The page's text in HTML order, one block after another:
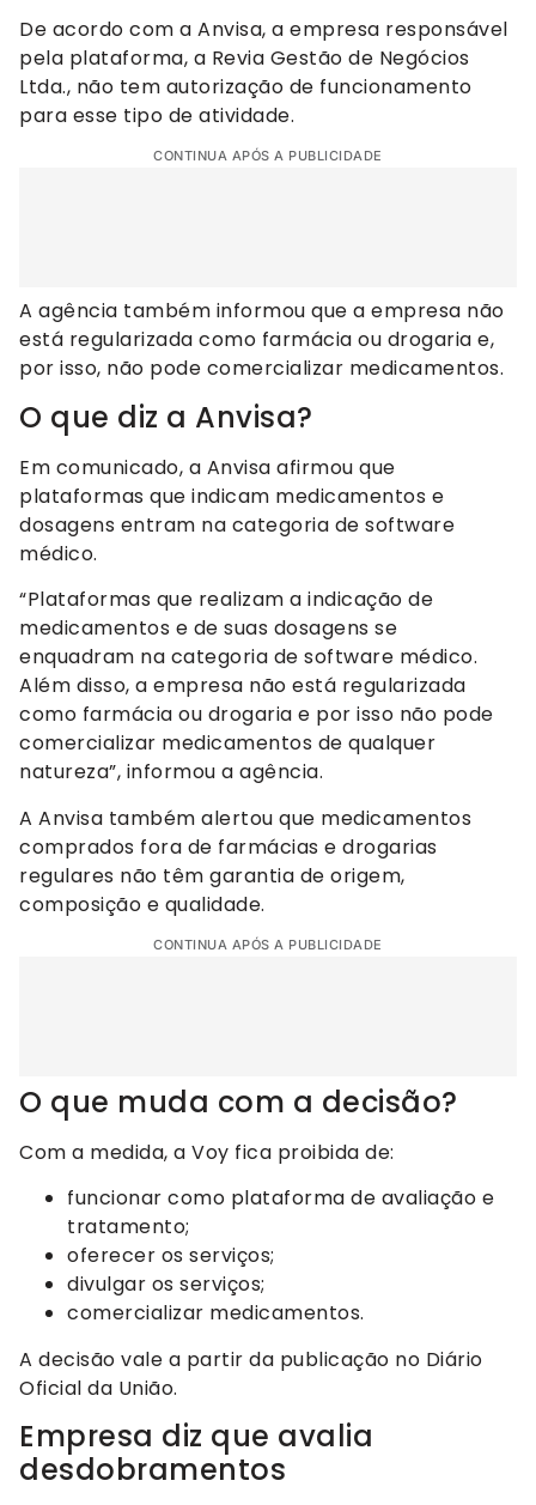
De acordo com a Anvisa, a empresa responsável
pela plataforma, a Revia Gestão de Negócios
Ltda., não tem autorização de funcionamento
para esse tipo de atividade.
CONTINUA APÓS A PUBLICIDADE
A agência também informou que a empresa não
está regularizada como farmácia ou drogaria e,
por isso, não pode comercializar medicamentos.
O que diz a Anvisa?
Em comunicado, a Anvisa afirmou que
plataformas que indicam medicamentos e
dosagens entram na categoria de software
médico.
“Plataformas que realizam a indicação de
medicamentos e de suas dosagens se
enquadram na categoria de software médico.
Além disso, a empresa não está regularizada
como farmácia ou drogaria e por isso não pode
comercializar medicamentos de qualquer
natureza”, informou a agência.
A Anvisa também alertou que medicamentos
comprados fora de farmácias e drogarias
regulares não têm garantia de origem,
composição e qualidade.
CONTINUA APÓS A PUBLICIDADE
O que muda com a decisão?
Com a medida, a Voy fica proibida de:
funcionar como plataforma de avaliação e
tratamento;
oferecer os serviços;
divulgar os serviços;
comercializar medicamentos.
A decisão vale a partir da publicação no Diário
Oficial da União.
Empresa diz que avalia
desdobramentos